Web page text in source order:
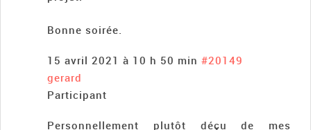
Bonne soirée.
15 avril 2021 à 10 h 50 min #20149
gerard
Participant
Personnellement plutôt déçu de mes